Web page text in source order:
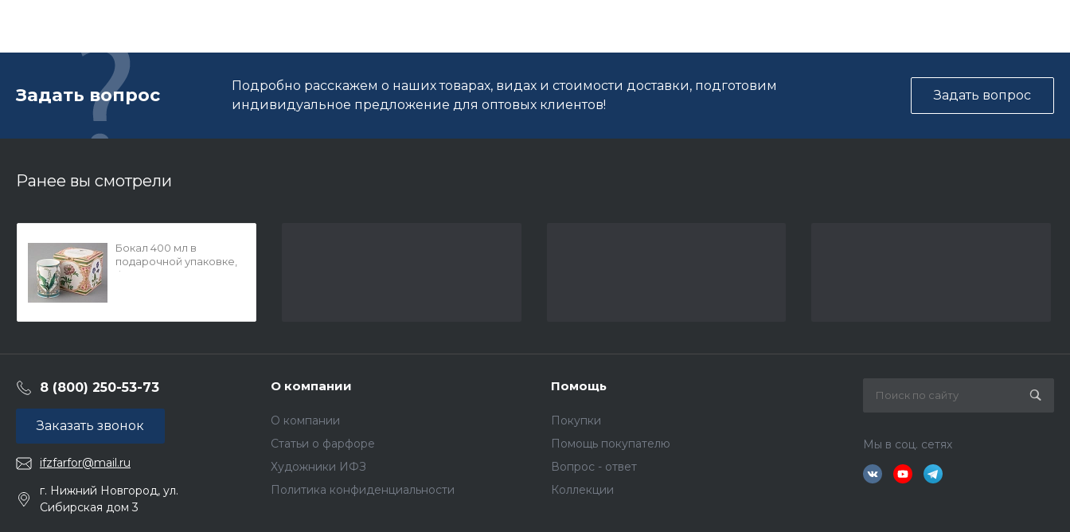
Задать вопрос
Подробно расскажем о наших товарах, видах и стоимости доставки, подготовим
индивидуальное предложение для оптовых клиентов!
Задать вопрос
Ранее вы смотрели
Бокал 400 мл в
подарочной упаковке,
форма Соло, рисунок
8 (800) 250-53-73
Заказать звонок
ifzfarfor@mail.ru
г. Нижний Новгород, ул.
Сибирская дом 3
О компании
О компании
Статьи о фарфоре
Художники ИФЗ
Политика конфиденциальности
Помощь
Покупки
Помощь покупателю
Вопрос - ответ
Коллекции
Мы в соц. сетях